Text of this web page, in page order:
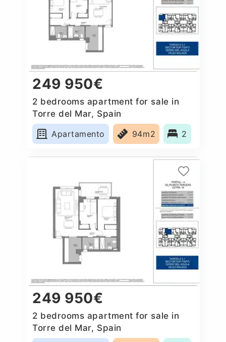
249 950€
2 bedrooms apartment for sale in
Torre del Mar, Spain
Apartamento
94m2 2
249 950€
2 bedrooms apartment for sale in
Torre del Mar, Spain